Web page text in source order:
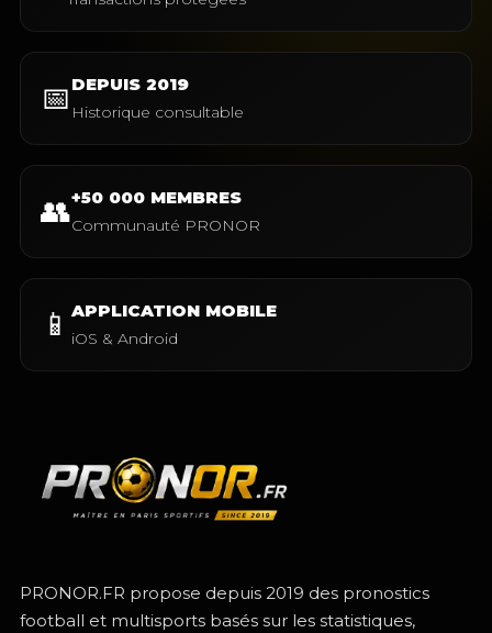
📅 DEPUIS 2019
Historique consultable
👥+50 000 MEMBRES
Communauté PRONOR
📱 APPLICATION MOBILE
iOS & Android
PRONOR.FR propose depuis 2019 des pronostics
football et multisports basés sur les statistiques,